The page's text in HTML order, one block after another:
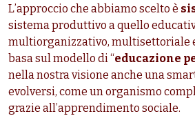
L’approccio che abbiamo scelto è
sistema produttivo a quello
multiorganizzativo, multisettoriale
basa sul modello di “educazione
nella nostra visione anche una
evolversi, come un organismo
grazie all’apprendimento sociale.